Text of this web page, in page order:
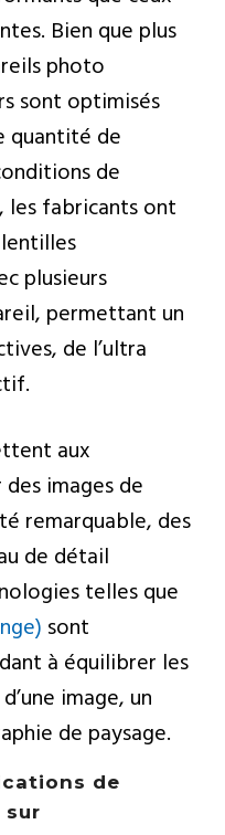
Bien que plus
photo
sont optimisés
quantité de
de
les fabricants ont
plusieurs
permettant un
de l’ultra
aux
images de
remarquable, des
de détail
telles que
sont
à équilibrer les
image, un
de paysage.
de
sur